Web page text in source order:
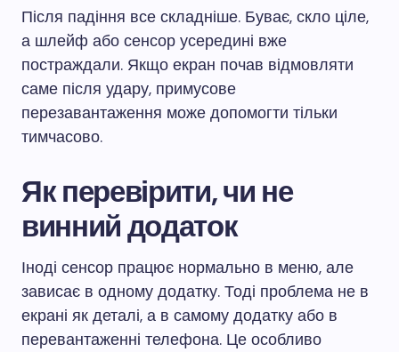
Після падіння все складніше. Буває, скло ціле,
а шлейф або сенсор усередині вже
постраждали. Якщо екран почав відмовляти
саме після удару, примусове
перезавантаження може допомогти тільки
тимчасово.
Як перевірити, чи не
винний додаток
Іноді сенсор працює нормально в меню, але
зависає в одному додатку. Тоді проблема не в
екрані як деталі, а в самому додатку або в
перевантаженні телефона. Це особливо